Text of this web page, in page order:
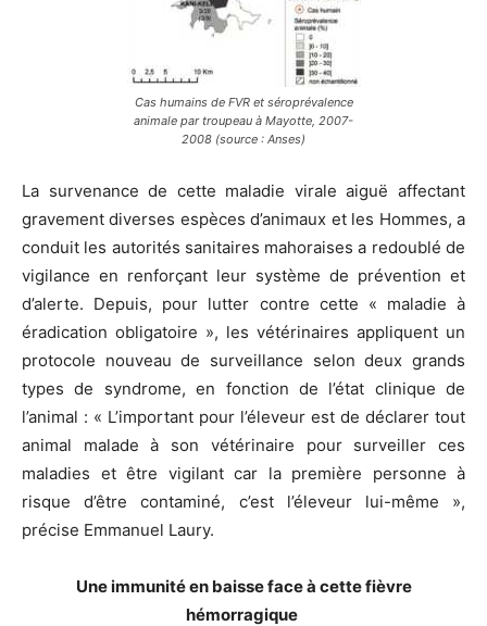
Cas humains de FVR et séroprévalence
animale par troupeau à Mayotte, 2007-
2008 (source : Anses)
La survenance de cette maladie virale aiguë affectant
gravement diverses espèces d’animaux et les Hommes, a
conduit les autorités sanitaires mahoraises a redoublé de
vigilance en renforçant leur système de prévention et
d’alerte. Depuis, pour lutter contre cette « maladie à
éradication obligatoire », les vétérinaires appliquent un
protocole nouveau de surveillance selon deux grands
types de syndrome, en fonction de l’état clinique de
l’animal : « L’important pour l’éleveur est de déclarer tout
animal malade à son vétérinaire pour surveiller ces
maladies et être vigilant car la première personne à
risque d’être contaminé, c’est l’éleveur lui-même »,
précise Emmanuel Laury.
Une immunité en baisse face à cette fièvre
hémorragique